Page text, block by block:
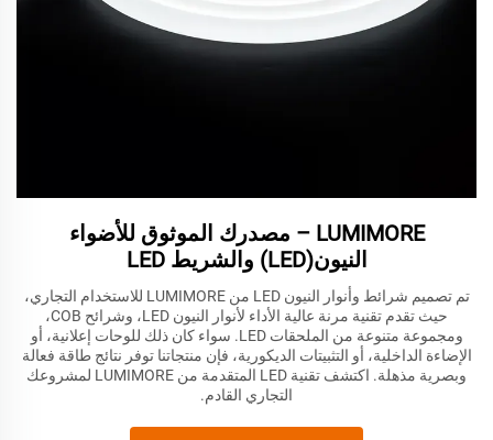
LUMIMORE – مصدرك الموثوق للأضواء
النيون(LED) والشريط LED
تم تصميم شرائط وأنوار النيون LED من LUMIMORE للاستخدام التجاري،
حيث تقدم تقنية مرنة عالية الأداء لأنوار النيون LED، وشرائح COB،
ومجموعة متنوعة من الملحقات LED. سواء كان ذلك للوحات إعلانية، أو
الإضاءة الداخلية، أو التثبيتات الديكورية، فإن منتجاتنا توفر نتائج طاقة فعالة
وبصرية مذهلة. اكتشف تقنية LED المتقدمة من LUMIMORE لمشروعك
التجاري القادم.